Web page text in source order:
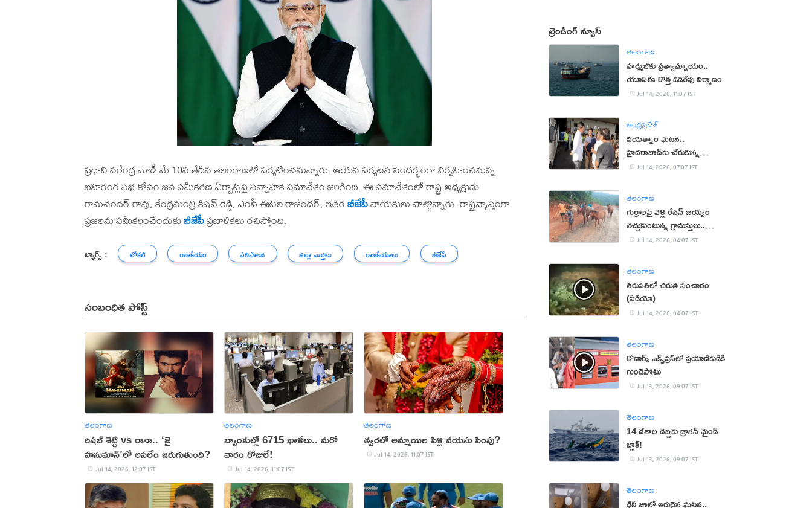
ప్రధాని నరేంద్ర మోడీ మే 10వ తేదీన తెలంగాణలో పర్యటించనున్నారు. ఆయన పర్యటన సందర్భంగా నిర్వహించనున్న
బహిరంగ సభ కోసం జన సమీకరణ ఏర్పాట్లపై సన్నాహక సమావేశం జరిగింది. ఈ సమావేశంలో రాష్ట్ర అధ్యక్షుడు
రామచందర్ రావు, కేంద్రమంత్రి కిషన్ రెడ్డి, ఎంపీ ఈటల రాజేందర్, ఇతరబీజేపీనాయకులు పాల్గొన్నారు. రాష్ట్రవ్యాప్తంగా
ప్రజలను సమీకరించేందుకుబీజేపీప్రణాళికలు రచిస్తోంది.
ట్యాగ్స్ : లోకల్ రాజకీయం పరిపాలన జిల్లా వార్తలు రాజకీయాలు బీజేపీ
సంబంధిత పోస్ట్
తెలంగాణ
రిషబ్ శెట్టి vs రానా.. ‘జై
హనుమాన్’లో అసలేం జరుగుతుంది?
Jul 14, 2026, 12:07 IST
తెలంగాణ
బ్యాంకుల్లో 6715 ఖాళీలు.. మ‌రో
వారం రోజులే!
Jul 14, 2026, 11:07 IST
తెలంగాణ
త్వరలో అమ్మాయిల పెళ్లి వయసు పెంపు?
Jul 14, 2026, 11:07 IST
ట్రెండింగ్ న్యూస్
తెలంగాణ
హర్ముజ్‌కు ప్రత్యామ్నాయం..
యూఏఈ కొత్త ఓడరేవు నిర్మాణం
Jul 14, 2026, 11:07 IST
ఆంధ్రప్రదేశ్
వియత్నాం ఘటన..
హైదరాబాద్‌కు చేరుకున్న
మృతదేహాలు
Jul 14, 2026, 07:07 IST
తెలంగాణ
గుర్రాలపై వెళ్లి రేషన్ బియ్యం
తెచ్చుకుంటున్న గ్రామస్తులు..
ఎందుకో తెలుసా?
Jul 14, 2026, 04:07 IST
తెలంగాణ
తిరుపతిలో చిరుత సంచారం
(వీడియో)
Jul 14, 2026, 04:07 IST
తెలంగాణ
కోణార్క్ ఎక్స్‌ప్రెస్‌లో ప్రయాణికుడికి
గుండెపోటు
Jul 13, 2026, 09:07 IST
తెలంగాణ
14 దేశాల దెబ్బకు డ్రాగన్ మైండ్
బ్లాక్!
Jul 13, 2026, 09:07 IST
తెలంగాణ
ఢిల్లీ జూలో అరుదైన ఘటన..